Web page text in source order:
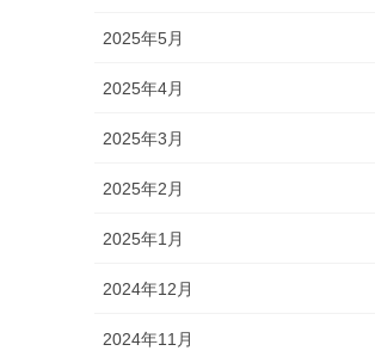
2025年5月
2025年4月
2025年3月
2025年2月
2025年1月
2024年12月
2024年11月